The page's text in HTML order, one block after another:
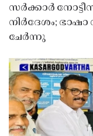
സർക്കാർ
നിർദേശം; ഭാഷാ
ചേർന്നു